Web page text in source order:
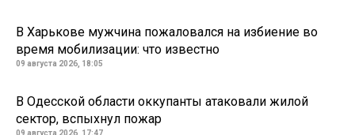
В Харькове мужчина пожаловался на избиение во
время мобилизации: что известно
09 августа 2026, 18:05
В Одесской области оккупанты атаковали жилой
сектор, вспыхнул пожар